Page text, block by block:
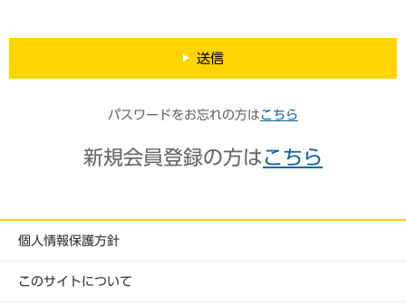
送信
パスワードをお忘れの方は こちら
新規会員登録の方は こちら
個人情報保護方針
このサイトについて